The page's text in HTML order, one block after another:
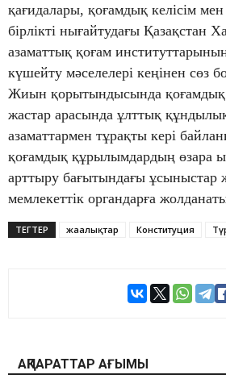
қағидалары, қоғамдық келісім
бірлікті нығайтудағы Қазақстан
азаматтық қоғам
күшейту мәселелері кеңінен сөз
Жиын қорытындысында қоғамдық
жастар арасында ұлттық
азаматтармен тұрақты кері
қоғамдық құрылымдардың өзара
арттыру бағытындағы ұсыныстар
мемлекеттік органдарға
ТЕГТЕР жаңалықтар Конституция
АҚПАРАТТАР АҒЫМЫ